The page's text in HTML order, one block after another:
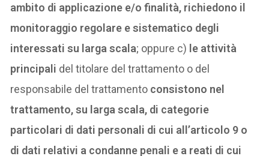
ambito di applicazione e/o finalità, richiedono il
monitoraggio regolare e sistematico degli
interessati su larga scala; oppure c) le attività
principali del titolare del trattamento o del
responsabile del trattamento consistono nel
trattamento, su larga scala, di categorie
particolari di dati personali di cui all’articolo 9 o
di dati relativi a condanne penali e a reati di cui